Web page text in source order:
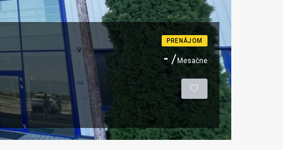
PRENÁJOM
- Mesačne